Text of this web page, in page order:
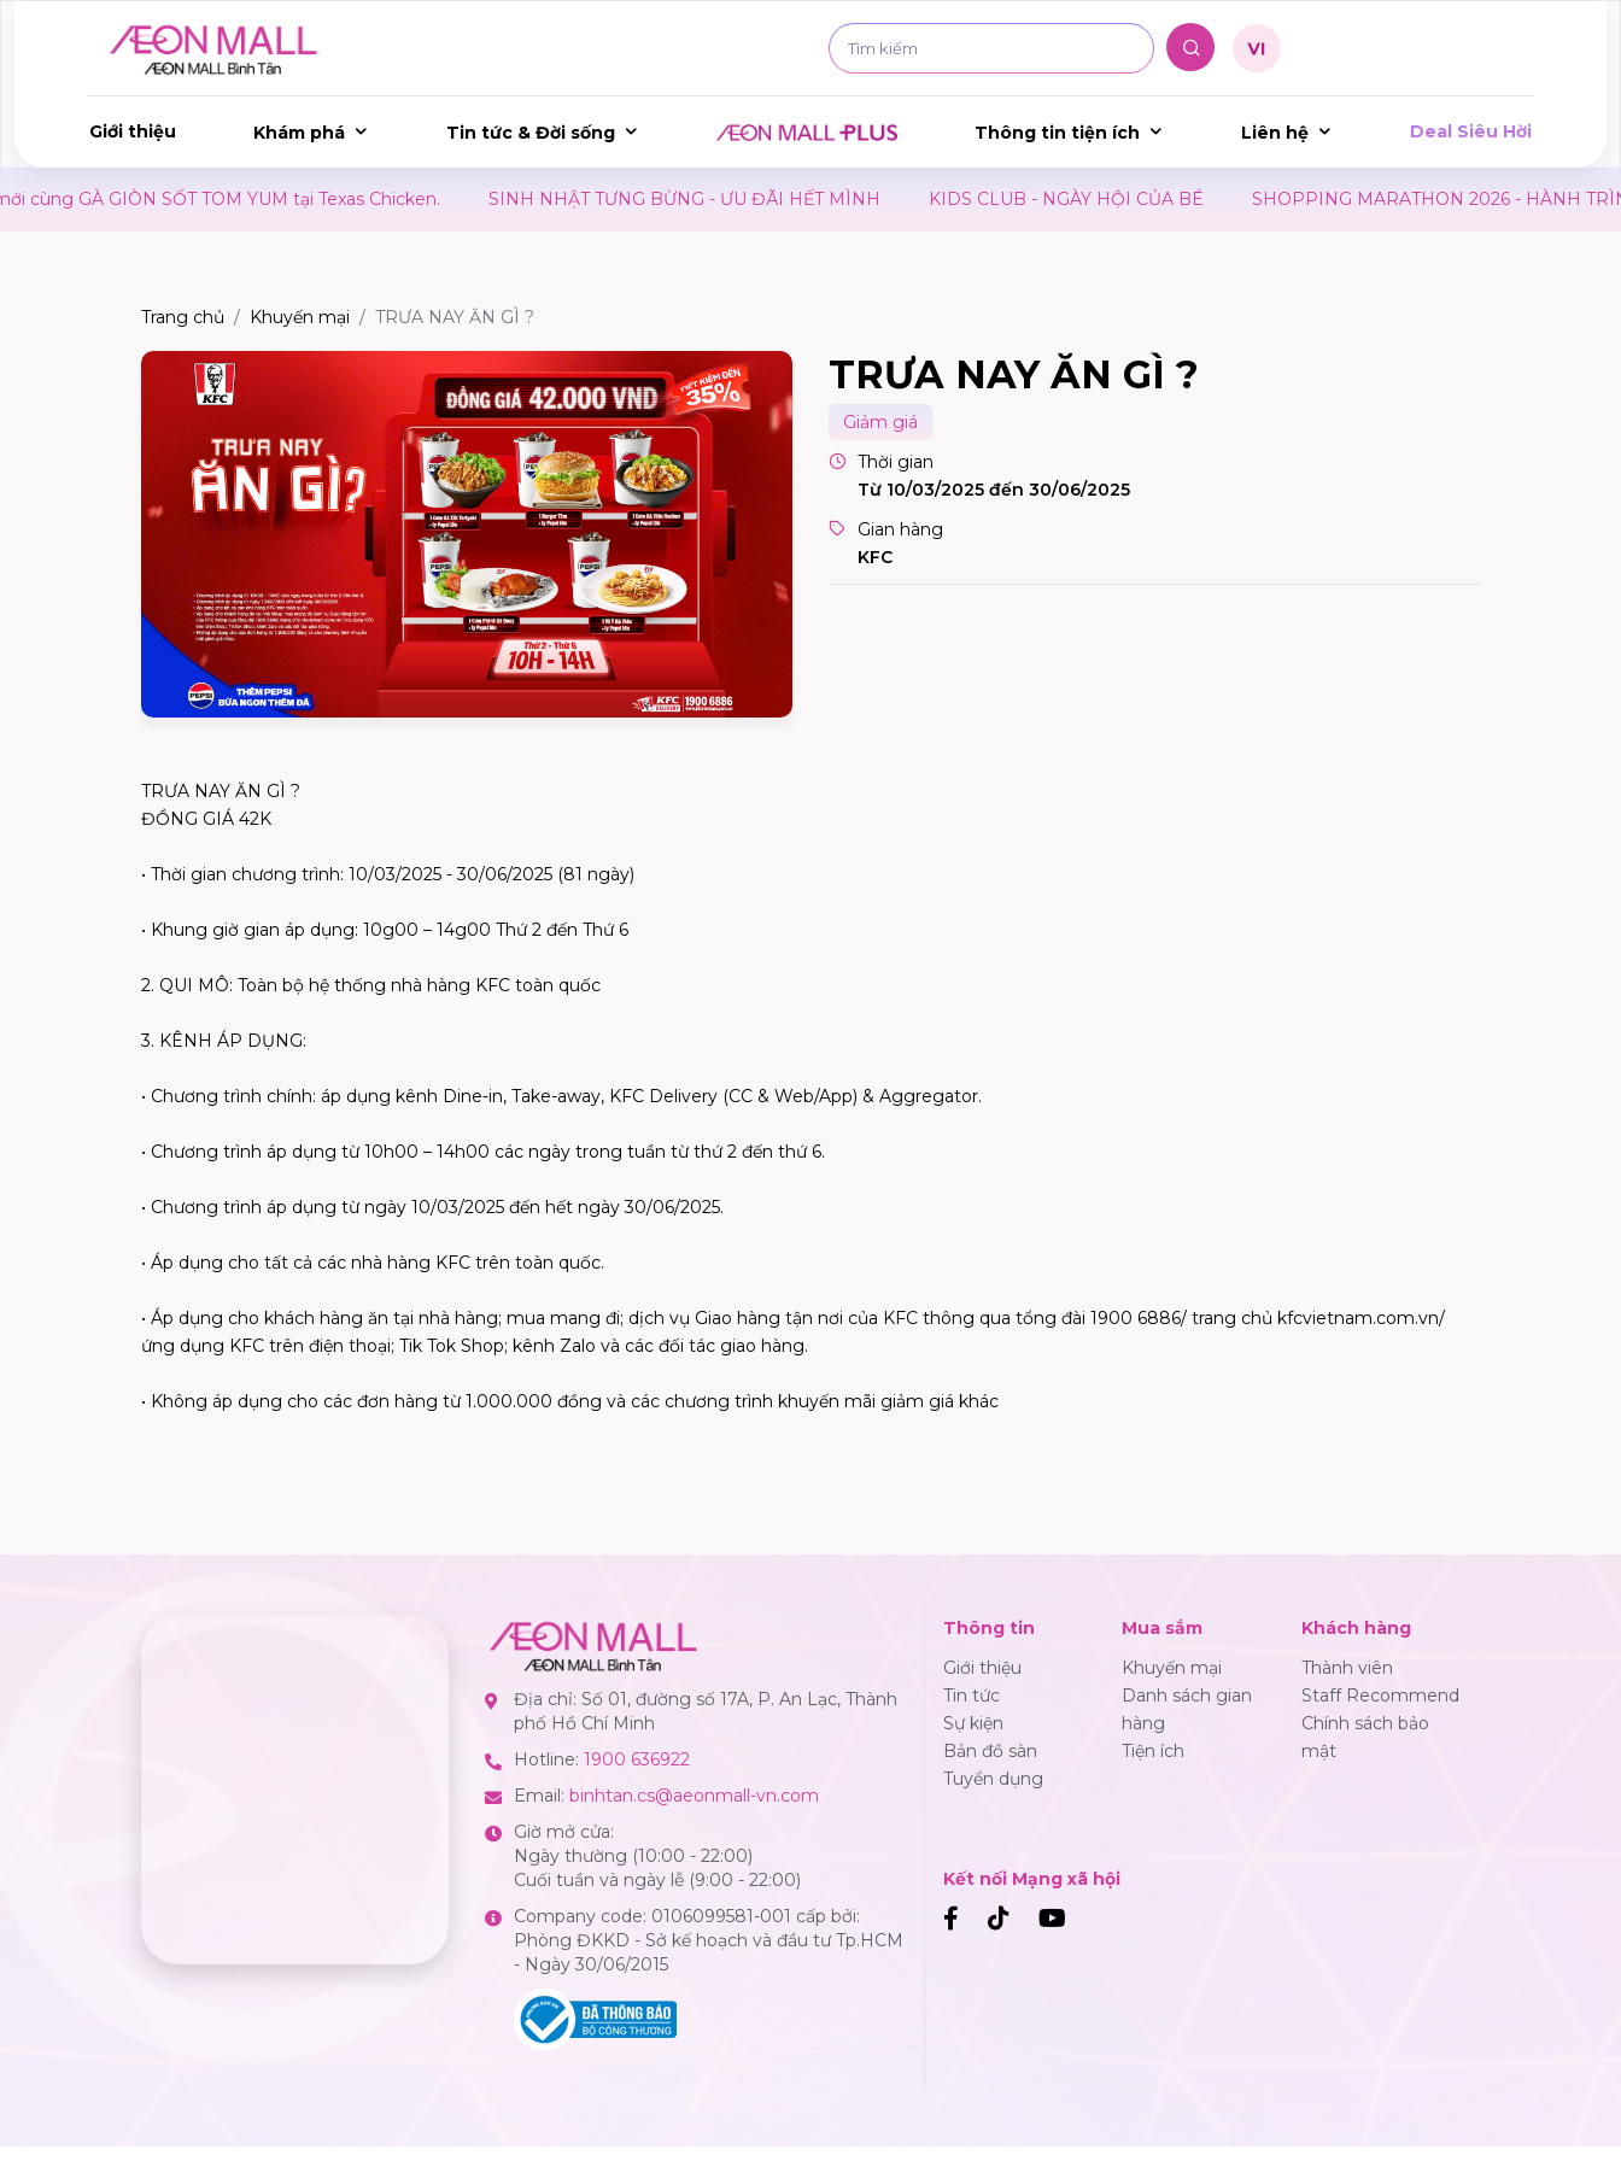
Giới thiệu Khám phá Tin tức & Đời sống Thông tin tiện ích Liên hệ Deal Siêu Hời
GIÒN SỐT TOM YUM tại Texas Chicken. SINH NHẬT TƯNG BỪNG - ƯU ĐÃI HẾT MÌNH KIDS CLUB - NGÀY HỘI CỦA BÉ SHOPPING MARATHON 2026 - HÀNH TRÌNH
Trang chủ Khuyến mại TRƯA NAY ĂN GÌ ?
TRƯA NAY ĂN GÌ ?
Giảm giá
Thời gian
Từ 10/03/2025 đến 30/06/2025
Gian hàng
KFC
TRƯA NAY ĂN GÌ ?
ĐỒNG GIÁ 42K
• Thời gian chương trình: 10/03/2025 - 30/06/2025 (81 ngày)
• Khung giờ gian áp dụng: 10g00 – 14g00 Thứ 2 đến Thứ 6
2. QUI MÔ: Toàn bộ hệ thống nhà hàng KFC toàn quốc
3. KÊNH ÁP DỤNG:
• Chương trình chính: áp dụng kênh Dine-in, Take-away, KFC Delivery (CC & Web/App) & Aggregator.
• Chương trình áp dụng từ 10h00 – 14h00 các ngày trong tuần từ thứ 2 đến thứ 6.
• Chương trình áp dụng từ ngày 10/03/2025 đến hết ngày 30/06/2025.
• Áp dụng cho tất cả các nhà hàng KFC trên toàn quốc.
• Áp dụng cho khách hàng ăn tại nhà hàng; mua mang đi; dịch vụ Giao hàng tận nơi của KFC thông qua tổng đài 1900 6886/ trang chủ kfcvietnam.com.vn/
ứng dụng KFC trên điện thoại; Tik Tok Shop; kênh Zalo và các đối tác giao hàng.
• Không áp dụng cho các đơn hàng từ 1.000.000 đồng và các chương trình khuyến mãi giảm giá khác
Địa chỉ: Số 01, đường số 17A, P. An Lạc, Thành
phố Hồ Chí Minh
Hotline: 1900 636922
Email: binhtan.cs@aeonmall-vn.com
Giờ mở cửa:
Ngày thường (10:00 - 22:00)
Cuối tuần và ngày lễ (9:00 - 22:00)
Company code: 0106099581-001 cấp bởi:
Phòng ĐKKD - Sở kế hoạch và đầu tư Tp.HCM
- Ngày 30/06/2015
Thông tin
Giới thiệu
Tin tức
Sự kiện
Bản đồ sàn
Tuyển dụng
Mua sắm
Khuyến mại
Danh sách gian
hàng
Tiện ích
Khách hàng
Thành viên
Staff Recommend
Chính sách bảo
mật
Kết nối Mạng xã hội